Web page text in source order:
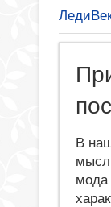
В
мода